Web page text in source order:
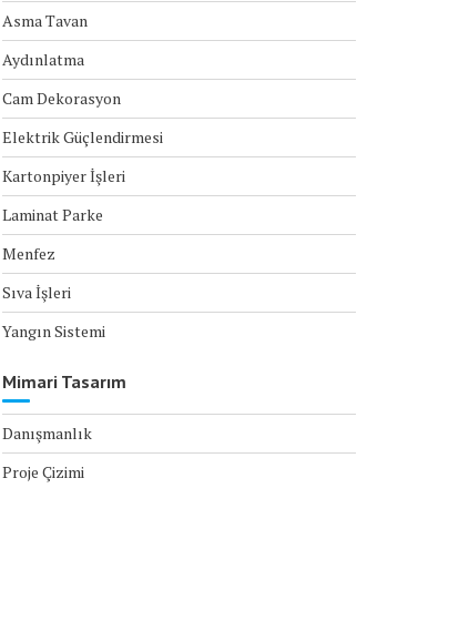
Asma Tavan
Aydınlatma
Cam Dekorasyon
Elektrik Güçlendirmesi
Kartonpiyer İşleri
Laminat Parke
Menfez
Sıva İşleri
Yangın Sistemi
Mimari Tasarım
Danışmanlık
Proje Çizimi